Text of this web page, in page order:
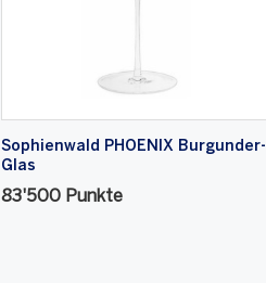
Sophienwald PHOENIX Burgunder-
Glas
83'500 Punkte